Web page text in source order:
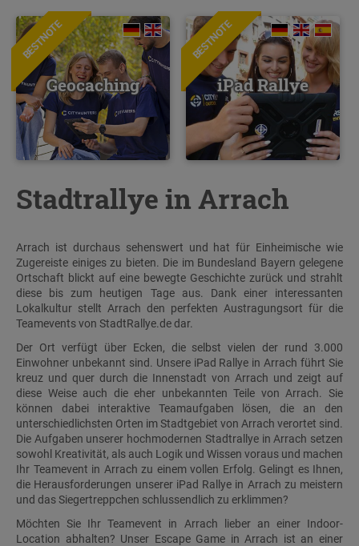
BESTNOTE
Geocaching
BESTNOTE
iPad Rallye
Stadtrallye in Arrach
Arrach ist durchaus sehenswert und hat für Einheimische wie
Zugereiste einiges zu bieten. Die im Bundesland Bayern gelegene
Ortschaft blickt auf eine bewegte Geschichte zurück und strahlt
diese bis zum heutigen Tage aus. Dank einer interessanten
Lokalkultur stellt Arrach den perfekten Austragungsort für die
Teamevents von StadtRallye.de dar.
Der Ort verfügt über Ecken, die selbst vielen der rund 3.000
Einwohner unbekannt sind. Unsere iPad Rallye in Arrach führt Sie
kreuz und quer durch die Innenstadt von Arrach und zeigt auf
diese Weise auch die eher unbekannten Teile von Arrach. Sie
können dabei interaktive Teamaufgaben lösen, die an den
unterschiedlichsten Orten im Stadtgebiet von Arrach verortet sind.
Die Aufgaben unserer hochmodernen Stadtrallye in Arrach setzen
sowohl Kreativität, als auch Logik und Wissen voraus und machen
Ihr Teamevent in Arrach zu einem vollen Erfolg. Gelingt es Ihnen,
die Herausforderungen unserer iPad Rallye in Arrach zu meistern
und das Siegertreppchen schlussendlich zu erklimmen?
Möchten Sie Ihr Teamevent in Arrach lieber an einer Indoor-
Location abhalten? Unser Escape Game in Arrach ist an einer